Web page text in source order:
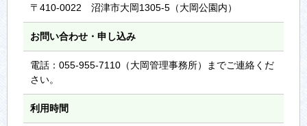
〒410-0022 沼津市大岡1305-5（大岡公園内）
お問い合わせ・申し込み
電話：055-955-7110（大岡管理事務所）までご連絡くだ
さい。
利用時間